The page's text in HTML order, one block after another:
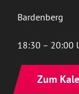
Bardenberg
18:30 – 20:00
Zum